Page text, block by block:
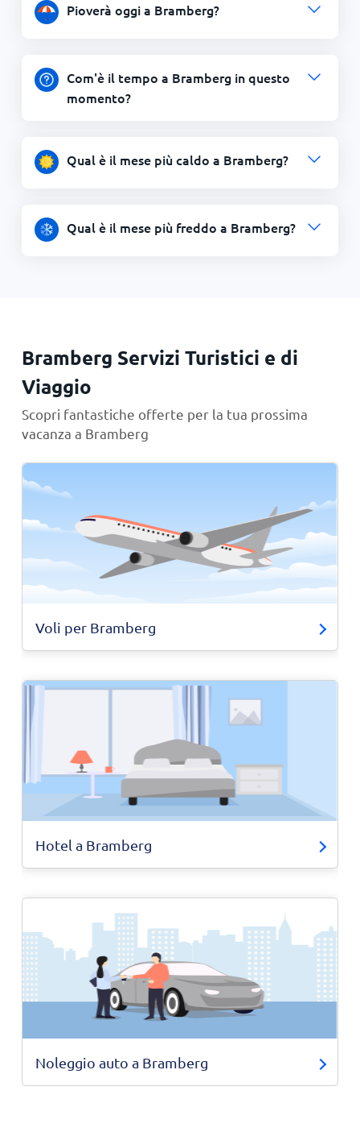
Pioverà oggi a Bramberg?
Com'è il tempo a Bramberg in questo
momento?
Qual è il mese più caldo a Bramberg?
Qual è il mese più freddo a Bramberg?
Bramberg Servizi Turistici e di
Viaggio
Scopri fantastiche offerte per la tua prossima
vacanza a Bramberg
Voli per Bramberg
Hotel a Bramberg
Noleggio auto a Bramberg